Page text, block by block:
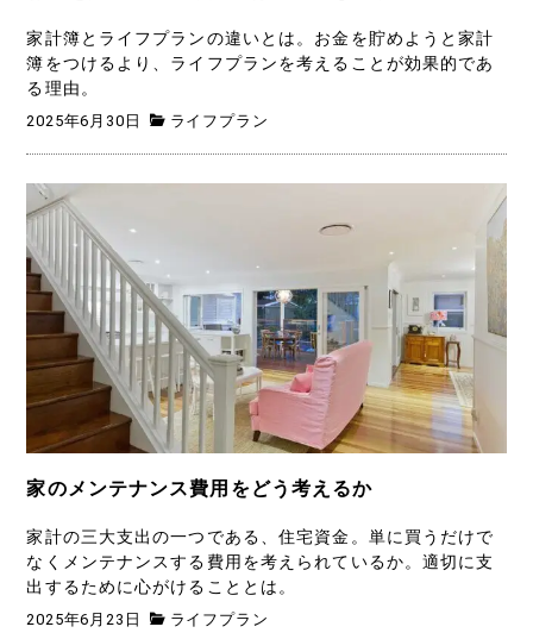
家計簿とライフプランの違いとは。お金を貯めようと家計
簿をつけるより、ライフプランを考えることが効果的であ
る理由。
2025年6月30日 ライフプラン
家のメンテナンス費用をどう考えるか
家計の三大支出の一つである、住宅資金。単に買うだけで
なくメンテナンスする費用を考えられているか。適切に支
出するために心がけることとは。
2025年6月23日 ライフプラン